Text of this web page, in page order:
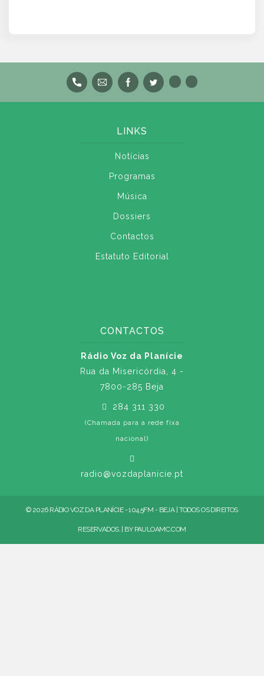
LINKS
Notícias
Programas
Música
Dossiers
Contactos
Estatuto Editorial
CONTACTOS
Rádio Voz da Planície
Rua da Misericórdia, 4 -
7800-285 Beja
284 311 330
(Chamada para a rede fixa
nacional)
radio@vozdaplanicie.pt
© 2026 RÁDIO VOZ DA PLANÍCIE - 104.5FM - BEJA | TODOS OS DIREITOS
RESERVADOS. | BY PAULOAMC.COM